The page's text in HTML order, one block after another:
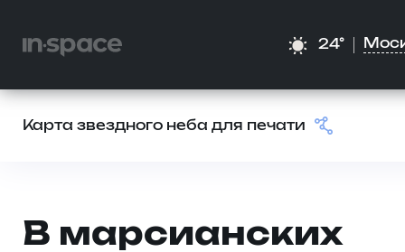
24°
Карта звездного неба для печати
В марсианских